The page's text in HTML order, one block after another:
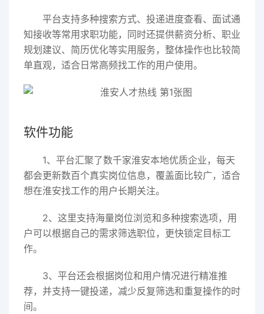
平台支持多种搜索方式、投递进度查看、面试通
知接收等常用求职功能，同时还提供薪资分析、职业
规划建议、简历优化等实用服务，整体操作也比较简
单直观，适合日常高频找工作的用户使用。
软件功能
1、平台汇聚了数千家淮安本地优质企业，每天
都会更新数百个真实岗位信息，覆盖面比较广，适合
想在淮安找工作的用户长期关注。
2、这里支持海量岗位浏览和多种搜索选项，用
户可以根据自己的需求筛选职位，更快锁定目标工
作。
3、平台还会根据岗位和用户情况进行精准推
荐，并支持一键投递，减少反复筛选和重复操作的时
间。